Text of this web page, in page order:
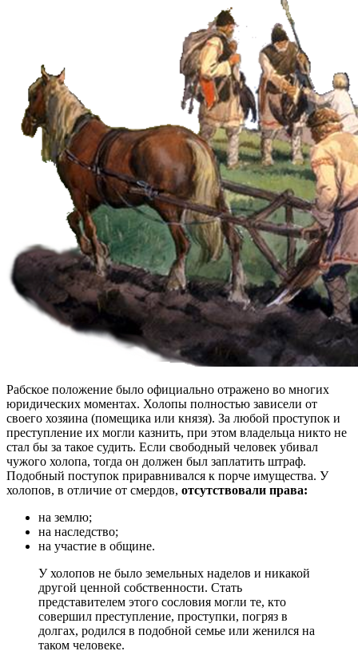
Рабское положение было официально отражено во многих
юридических моментах. Холопы полностью зависели от
своего хозяина (помещика или князя). За любой проступок и
преступление их могли казнить, при этом владельца никто не
стал бы за такое судить. Если свободный человек убивал
чужого холопа, тогда он должен был заплатить штраф.
Подобный поступок приравнивался к порче имущества. У
холопов, в отличие от смердов, отсутствовали права:
на землю;
на наследство;
на участие в общине.
У холопов не было земельных наделов и никакой
другой ценной собственности. Стать
представителем этого сословия могли те, кто
совершил преступление, проступки, погряз в
долгах, родился в подобной семье или женился на
таком человеке.